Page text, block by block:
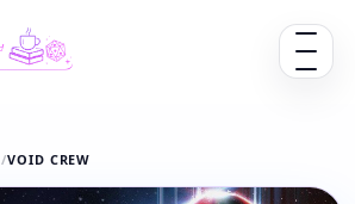
Ouvrir
/VOID CREW